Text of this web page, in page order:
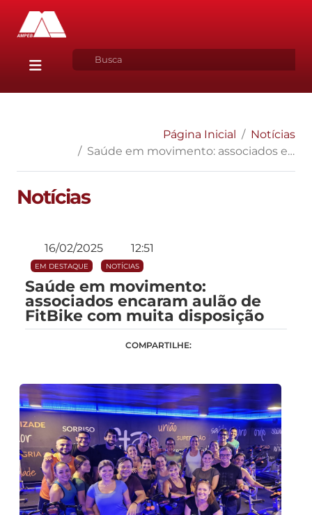
Página Inicial
Notícias
Saúde em movimento: associados encaram aulão de FitBike com muita disposição
Notícias
16/02/2025 12:51
EM DESTAQUE NOTÍCIAS
Saúde em movimento:
associados encaram aulão de
FitBike com muita disposição
COMPARTILHE: